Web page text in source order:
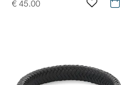
€ 45.00